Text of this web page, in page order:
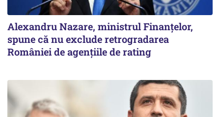
Alexandru Nazare, ministrul Finanţelor,
spune că nu exclude retrogradarea
României de agenţiile de rating